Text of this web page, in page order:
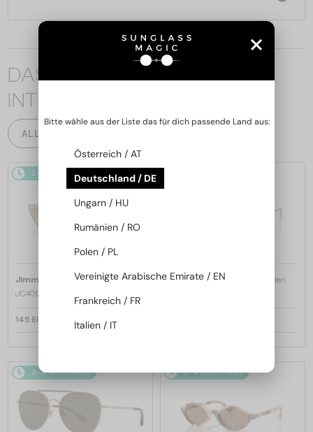
DAS KÖNNTE SIE AUCH
INTERESSIEREN
ALLE PRODUKTE
2-4 WERKTAGE
Jimmy Choo —Sonnenbrillen
JC4012 - 300613 - 60
145 EUR
Jimmy Choo—
Sonnenbrillen
2-4 WERKTAGE 2-4 WERKTAGE
Bitte wähle aus der Liste das für dich passende Land aus:
Österreich / AT
Deutschland / DE
Ungarn / HU
Rumänien / RO
Polen / PL
Vereinigte Arabische Emirate / EN
Frankreich / FR
Italien / IT